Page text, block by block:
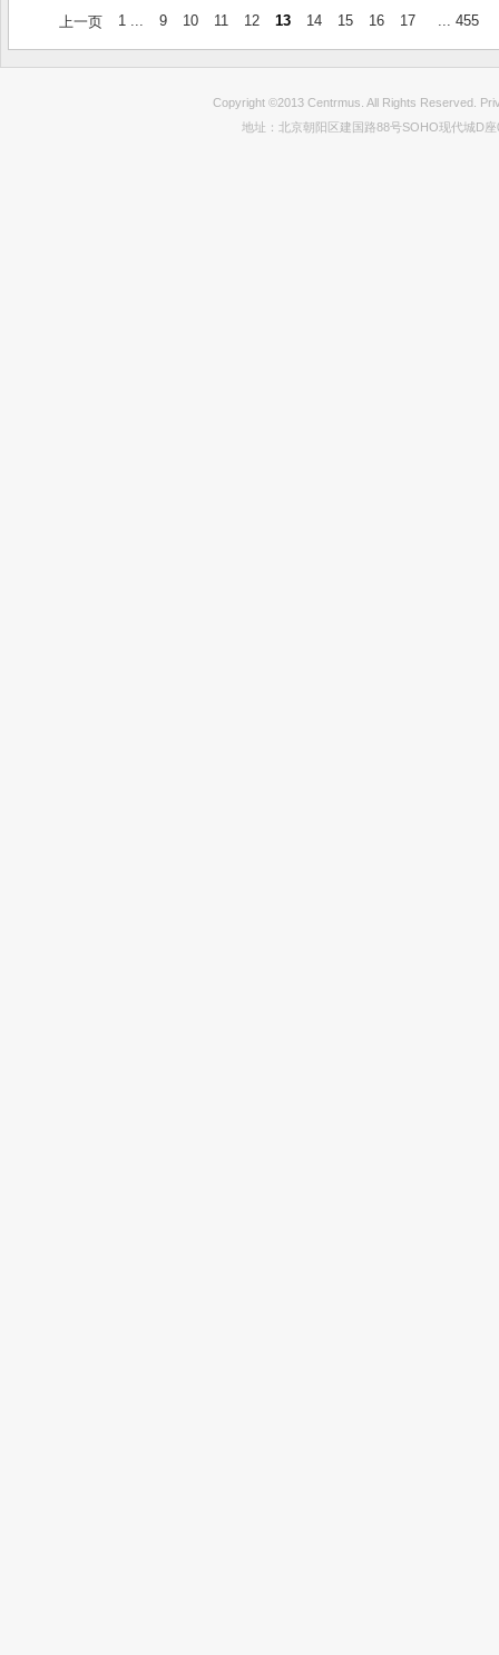
上一页 1 ... 9 10 11 12 13 14 15 16 17 ... 455
Copyright ©2013 Centrmus. All Rights Reserved.
地址：北京朝阳区建国路88号SOHO现代城D